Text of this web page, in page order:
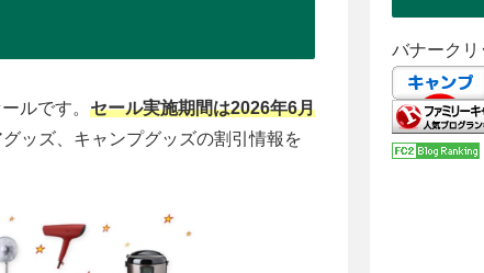
ルです。 セール実施期間は2026年6月
ッズ、キャンプグッズの割引情報を
バナークリ